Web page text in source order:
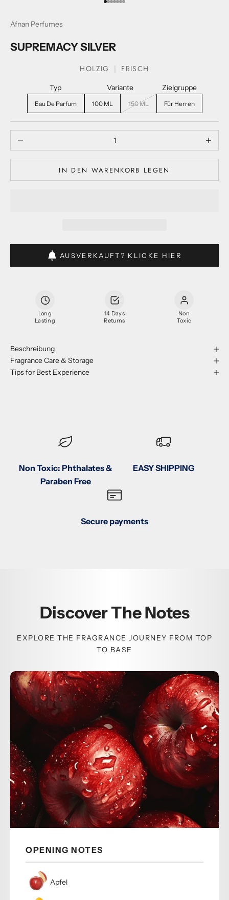
Gehe zum Artikel1
Gehe zum Artikel2
Gehe zum Artikel3
Gehe zum Artikel4
Gehe zum Artikel5
Gehe zum Artikel6
Gehe zum Artikel7
Afnan Perfumes
SUPREMACY SILVER
HOLZIG FRISCH
Typ
Eau De Parfum
Variante
100 ML 150 ML
Zielgruppe
Für Herren
Menge
IN DEN WARENKORB LEGEN
AUSVERKAUFT? KLICKE HIER
Long
Lasting
14 Days
Returns
Non
Toxic
Beschreibung
Fragrance Care & Storage
Tips for Best Experience
Non Toxic: Phthalates &
Paraben Free
EASY SHIPPING
Secure payments
Discover The Notes
EXPLORE THE FRAGRANCE JOURNEY FROM TOP
TO BASE
OPENING NOTES
Apfel